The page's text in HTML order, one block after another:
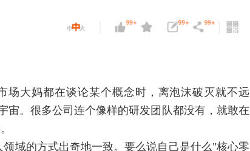
大妈都在谈论某个概念时，离泡沫破灭就不远
宙。很多公司连个像样的研发团队都没有，就敢在
的方式出奇地一致。要么说自己是什么"核心零